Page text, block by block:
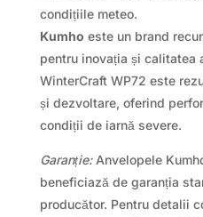
condițiile meteo.
Kumho este un brand
pentru inovația și calitatea
WinterCraft WP72 este
și dezvoltare, oferind
condiții de iarnă severe.
Garanție:Anvelopele
beneficiază de garanția
producător. Pentru detalii